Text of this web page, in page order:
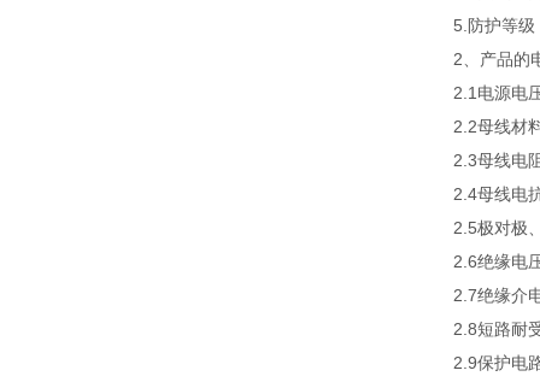
5.防护等级
2、产品的
2.1电源电
2.2母线材
2.3母线电
2.4母线电
2.5极对极
2.6绝缘电
2.7绝缘介
2.8短路耐
2.9保护电